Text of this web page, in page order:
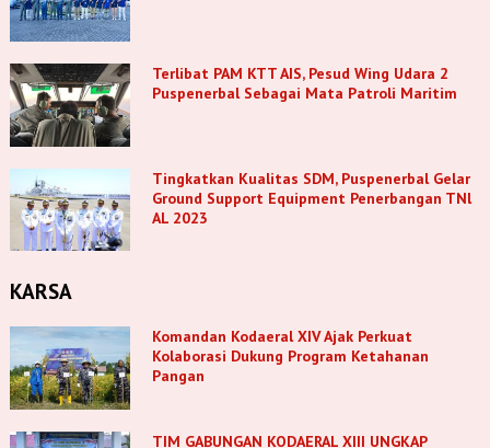
Terlibat PAM KTT AIS, Pesud Wing Udara 2
Puspenerbal Sebagai Mata Patroli Maritim
Tingkatkan Kualitas SDM, Puspenerbal Gelar
Ground Support Equipment Penerbangan TNl
AL 2023
KARSA
Komandan Kodaeral XIV Ajak Perkuat
Kolaborasi Dukung Program Ketahanan
Pangan
TIM GABUNGAN KODAERAL XIII UNGKAP